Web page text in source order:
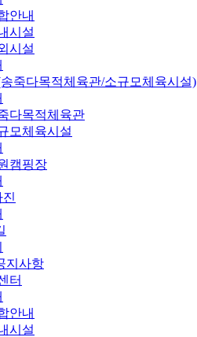
안내
시설
시설
죽다목적체육관/소규모체육시설)
다목적체육관
모체육시설
캠핑장
지사항
터
안내
시설